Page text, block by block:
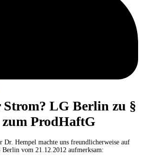
Strom? LG Berlin zu §
ProdHaftG
Dr. Hempel machte uns freundlicherweise auf
Berlin vom 21.12.2012 aufmerksam: